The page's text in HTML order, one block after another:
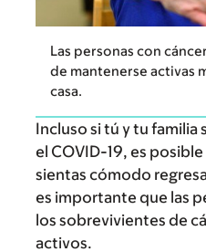
Las personas con
de mantenerse activas
casa.
Incluso si tú y tu familia
el COVID-19, es
sientas cómodo
es importante que las
los sobrevivientes de
activos.